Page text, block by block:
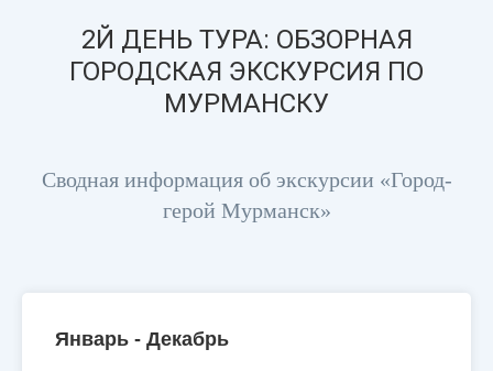
2Й ДЕНЬ ТУРА: ОБЗОРНАЯ
ГОРОДСКАЯ ЭКСКУРСИЯ ПО
МУРМАНСКУ
Сводная информация об экскурсии «Город-
герой Мурманск»
Январь - Декабрь